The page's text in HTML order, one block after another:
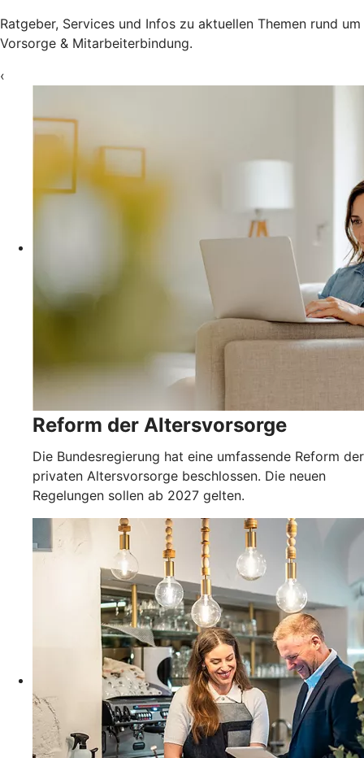
Ratgeber, Services und Infos zu aktuellen Themen rund um
Vorsorge & Mitarbeiterbindung.
‹
Reform der Altersvorsorge
Die Bundesregierung hat eine umfassende Reform der
privaten Altersvorsorge beschlossen. Die neuen
Regelungen sollen ab 2027 gelten.